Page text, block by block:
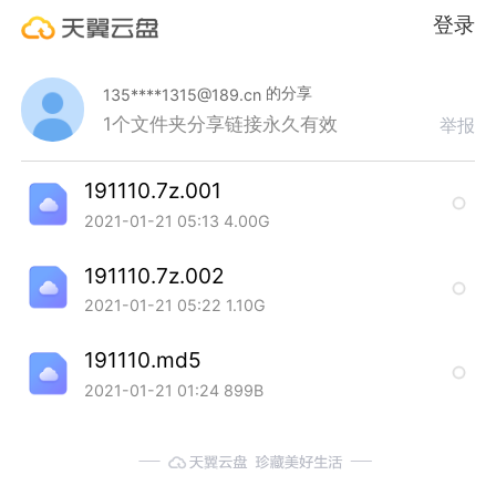
登录
135****1315@189.cn 的分享
1个文件夹分享链接永久有效 举报
191110.7z.001
2021-01-21 05:13 4.00G
191110.7z.002
2021-01-21 05:22 1.10G
191110.md5
2021-01-21 01:24 899B